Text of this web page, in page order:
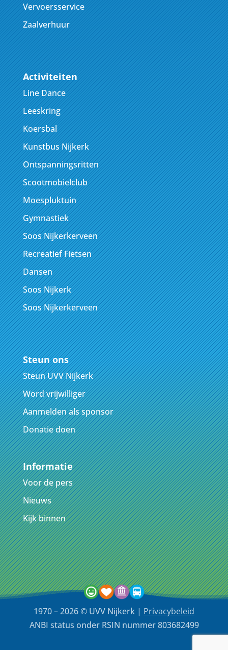
Vervoersservice
Zaalverhuur
Activiteiten
Line Dance
Leeskring
Koersbal
Kunstbus Nijkerk
Ontspanningsritten
Scootmobielclub
Moespluktuin
Gymnastiek
Soos Nijkerkerveen
Recreatief Fietsen
Dansen
Soos Nijkerk
Soos Nijkerkerveen
Steun ons
Steun UVV Nijkerk
Word vrijwilliger
Aanmelden als sponsor
Donatie doen
Informatie
Voor de pers
Nieuws
Kijk binnen
1970 – 2026 © UVV Nijkerk | Privacybeleid
ANBI status onder RSIN nummer 803682499